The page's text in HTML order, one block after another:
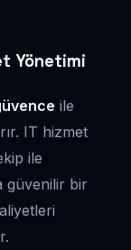
Yönetimi
ile
IT hizmet
ile
güvenilir bir